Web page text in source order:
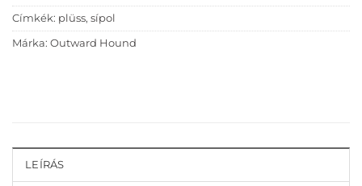
Címkék: plüss, sípol
Márka: Outward Hound
LEÍRÁS